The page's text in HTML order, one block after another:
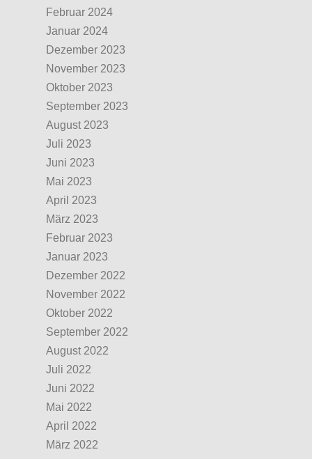
Februar 2024
Januar 2024
Dezember 2023
November 2023
Oktober 2023
September 2023
August 2023
Juli 2023
Juni 2023
Mai 2023
April 2023
März 2023
Februar 2023
Januar 2023
Dezember 2022
November 2022
Oktober 2022
September 2022
August 2022
Juli 2022
Juni 2022
Mai 2022
April 2022
März 2022